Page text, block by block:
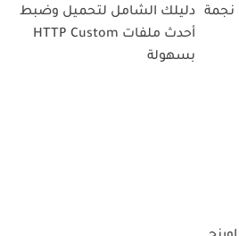
تحميل تطبيق mouad tv نجمة
دليلك الشامل لتحميل وضبط
أحدث ملفات HTTP Custom
بسهولة